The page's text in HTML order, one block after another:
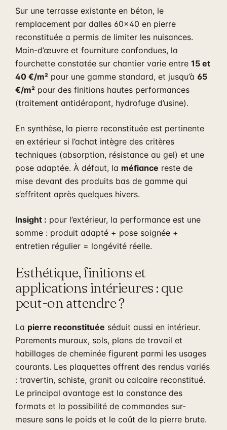
Sur une terrasse existante en béton, le
remplacement par dalles 60×40 en pierre
reconstituée a permis de limiter les nuisances.
Main-d’œuvre et fourniture confondues, la
fourchette constatée sur chantier varie entre 15 et
40 €/m² pour une gamme standard, et jusqu’à 65
€/m² pour des finitions hautes performances
(traitement antidérapant, hydrofuge d’usine).
En synthèse, la pierre reconstituée est pertinente
en extérieur si l’achat intègre des critères
techniques (absorption, résistance au gel) et une
pose adaptée. À défaut, la méfiance reste de
mise devant des produits bas de gamme qui
s’effritent après quelques hivers.
Insight : pour l’extérieur, la performance est une
somme : produit adapté + pose soignée +
entretien régulier = longévité réelle.
Esthétique, finitions et
applications intérieures : que
peut-on attendre ?
La pierre reconstituée séduit aussi en intérieur.
Parements muraux, sols, plans de travail et
habillages de cheminée figurent parmi les usages
courants. Les plaquettes offrent des rendus variés
: travertin, schiste, granit ou calcaire reconstitué.
Le principal avantage est la constance des
formats et la possibilité de commandes sur-
mesure sans le poids et le coût de la pierre brute.